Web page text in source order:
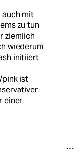
auch mit
zu tun
ziemlich
wiederum
initiiert
pink ist
einer